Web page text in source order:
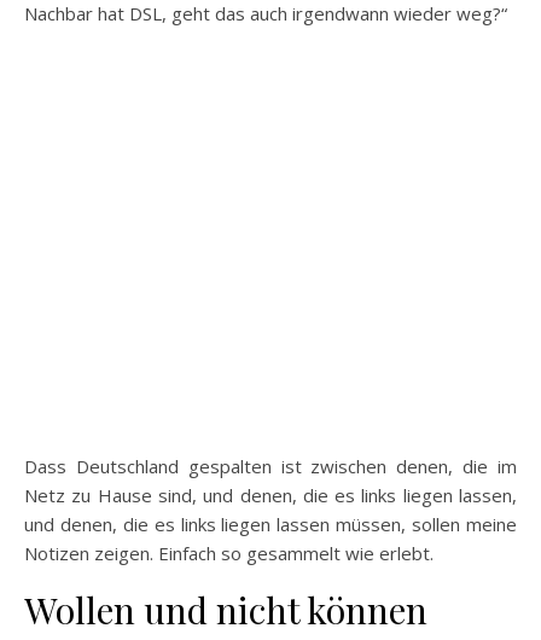
Nachbar hat DSL, geht das auch irgendwann wieder weg?“
Dass Deutschland gespalten ist zwischen denen, die im
Netz zu Hause sind, und denen, die es links liegen lassen,
und denen, die es links liegen lassen müssen, sollen meine
Notizen zeigen. Einfach so gesammelt wie erlebt.
Wollen und nicht können